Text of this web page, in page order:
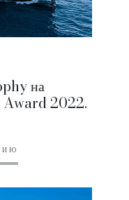
на
Award 2022.